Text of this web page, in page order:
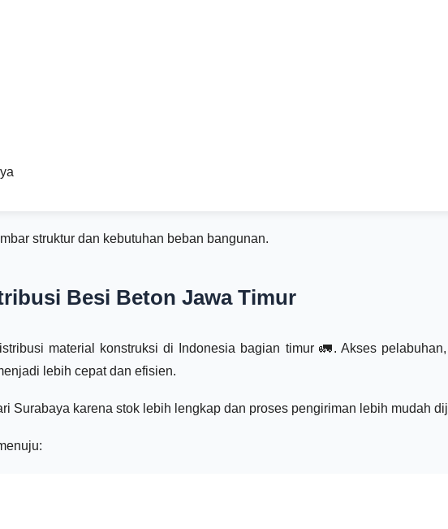
struktur dan kebutuhan beban bangunan.
Besi Beton Jawa Timur
material konstruksi di Indonesia bagian timur 🚛. Akses
lebih cepat dan efisien.
Surabaya karena stok lebih lengkap dan proses pengiriman lebih mudah